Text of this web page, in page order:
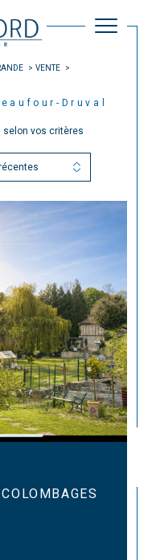
VENTE
Druval
selon vos critères